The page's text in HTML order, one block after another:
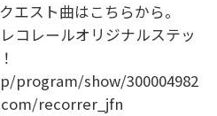
エスト曲はこちらから。
コレールオリジナルステッ
program/show/300004982
recorrer_jfn